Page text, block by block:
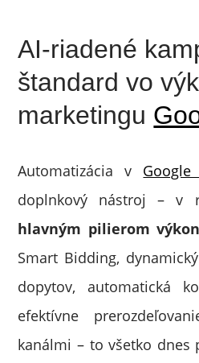
AI-riadené
štandard vo
marketingu
Automatizácia v Google
doplnkový nástroj – v
hlavným pilierom
Smart Bidding,
dopytov, automatická
efektívne
kanálmi – to všetko dnes